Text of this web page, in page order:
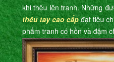
khi thêu lên tranh. Những
thêu tay cao cấp đạt tiêu
phẩm tranh có hồn và đậm